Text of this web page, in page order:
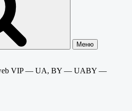
Меню
web VIP — UA, BY — UABY —